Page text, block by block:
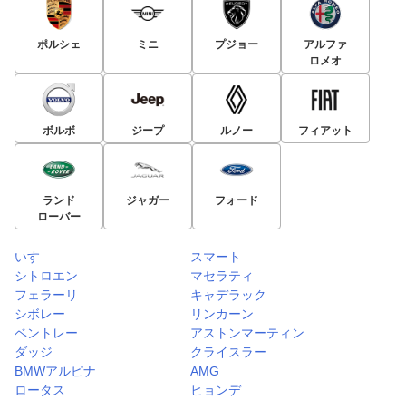
ポルシェ ミニ プジョー
アルファ
ロメオ
ボルボ ジープ ルノー フィアット
ランド
ローバー
ジャガー フォード
いすゞ
スマート
シトロエン
マセラティ
フェラーリ
キャデラック
シボレー
リンカーン
ベントレー
アストンマーティン
ダッジ
クライスラー
BMWアルピナ
AMG
ロータス
ヒョンデ